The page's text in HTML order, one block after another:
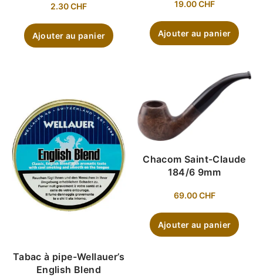
2.30CHF
Ajouter au panier
19.00CHF
Ajouter au panier
Tabac à pipe-Wellauer’s
English Blend
Chacom Saint-Claude
184/6 9mm
69.00CHF
Ajouter au panier